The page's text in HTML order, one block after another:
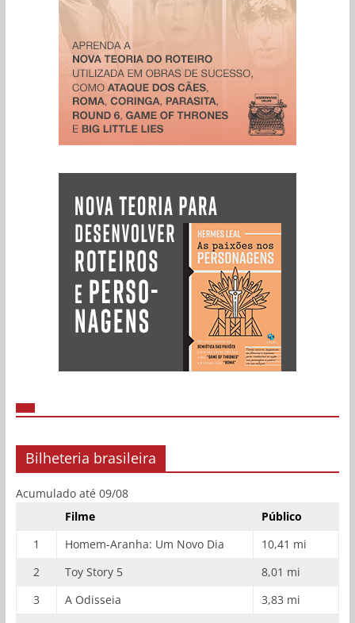
Bilheteria brasileira
Acumulado até 09/08
Filme
Público
1
Homem-Aranha: Um Novo Dia
10,41 mi
2
Toy Story 5
8,01 mi
3
A Odisseia
3,83 mi